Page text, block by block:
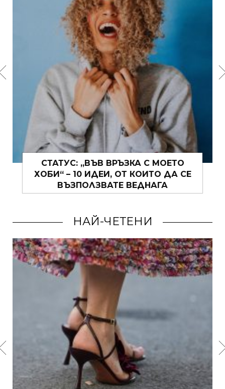
СТАТУС: „ВЪВ ВРЪЗКА С МОЕТО
ХОБИ“ – 10 ИДЕИ, ОТ КОИТО ДА СЕ
ВЪЗПОЛЗВАТЕ ВЕДНАГА
НАЙ-ЧЕТЕНИ